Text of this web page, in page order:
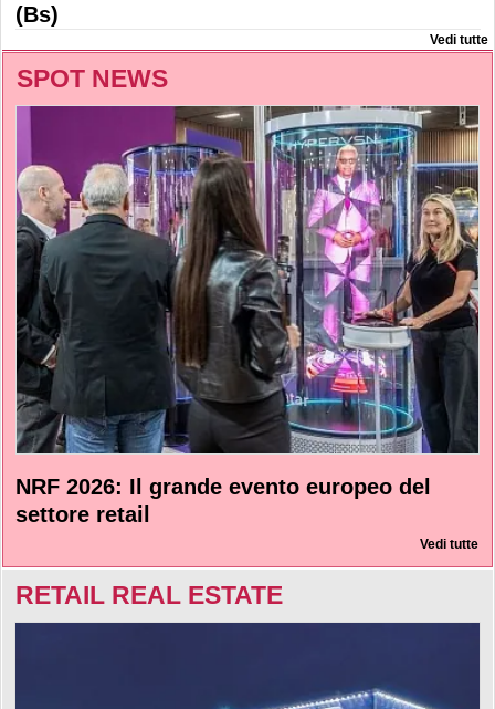
(Bs)
Vedi tutte
SPOT NEWS
NRF 2026: Il grande evento europeo del
settore retail
Vedi tutte
RETAIL REAL ESTATE